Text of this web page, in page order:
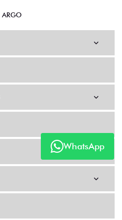
WhatsApp
ARGO